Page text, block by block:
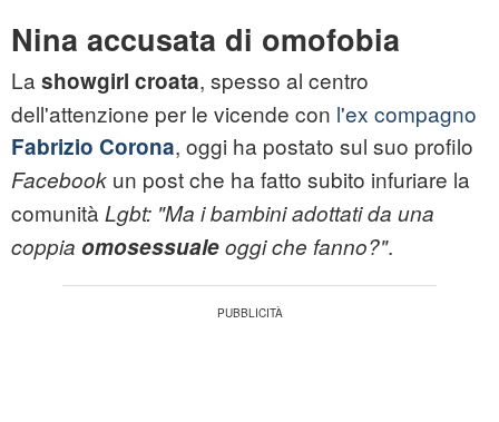
Nina accusata di omofobia
La showgirl croata, spesso al centro
dell'attenzione per le vicende con l'ex compagno
Fabrizio Corona, oggi ha postato sul suo profilo
Facebook un post che ha fatto subito infuriare la
comunità Lgbt: "Ma i bambini adottati da una
coppia omosessualeoggi che fanno?".